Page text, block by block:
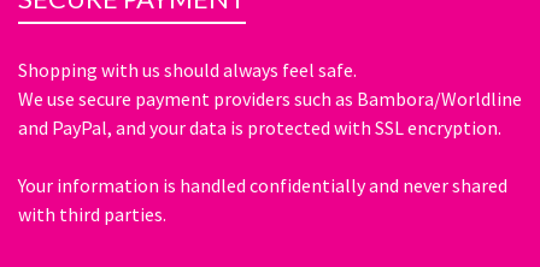
Shopping with us should always feel safe.
We use secure payment providers such as Bambora/Worldline
and PayPal, and your data is protected with SSL encryption.
Your information is handled confidentially and never shared
with third parties.